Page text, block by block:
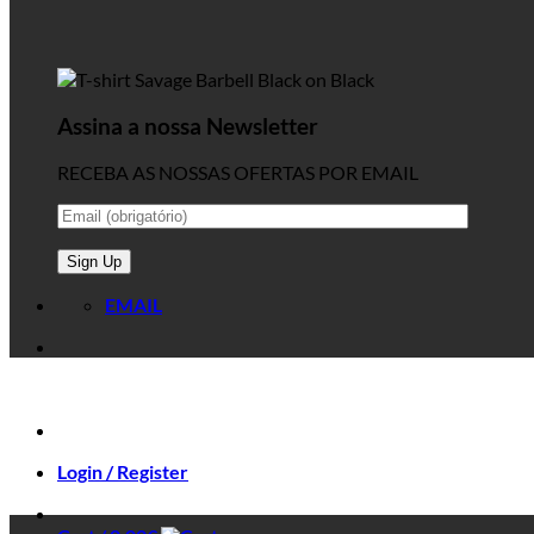
Assina a nossa Newsletter
RECEBA AS NOSSAS OFERTAS POR EMAIL
EMAIL
Login / Register